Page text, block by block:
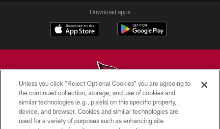
Download apps
© 2026 ARIZONA CARDINALS. ALL RIGHTS RESERVED.
CONTACT US
Unless you click “Reject Optional Cookies” you are agreeing to
the continued collection, storage, and use of cookies and
similar technologies (e.g., pixels) on this specific property,
device, and browser. Cookies and similar technologies are
used for a variety of purposes such as enhancing site